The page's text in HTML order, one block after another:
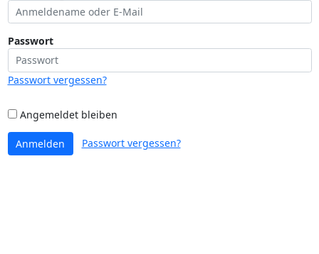
Passwort
Passwort vergessen?
Angemeldet bleiben
Anmelden Passwort vergessen?